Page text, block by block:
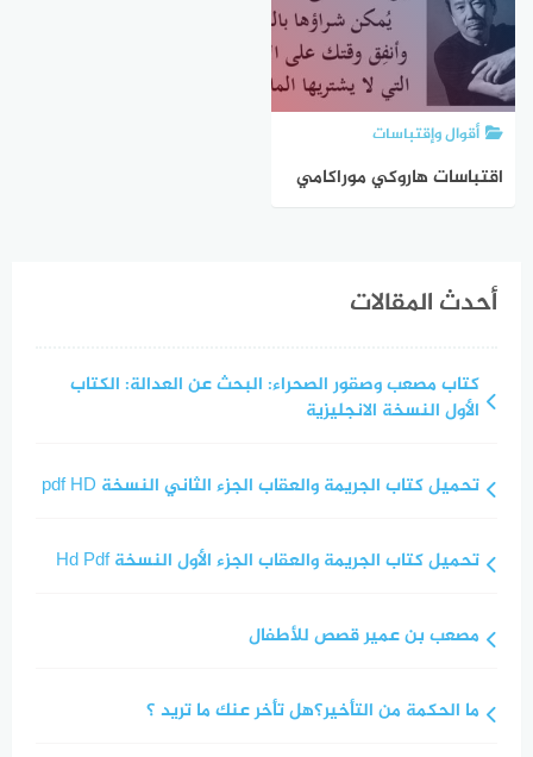
أقوال وإقتباسات
اقتباسات هاروكي موراكامي
أحدث المقالات
كتاب مصعب وصقور الصحراء: البحث عن العدالة: الكتاب
الأول النسخة الانجليزية
تحميل كتاب الجريمة والعقاب الجزء الثاني النسخة pdf HD
تحميل كتاب الجريمة والعقاب الجزء الأول النسخة Hd Pdf
مصعب بن عمير قصص للأطفال
ما الحكمة من التأخير؟هل تأخر عنك ما تريد ؟